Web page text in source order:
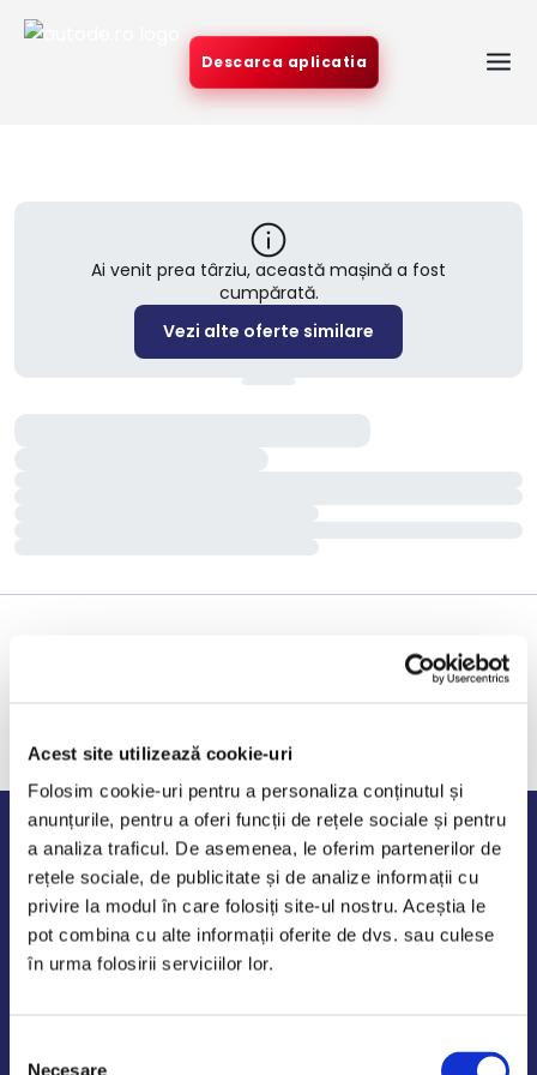
Acest site utilizează cookie-uri
Folosim cookie-uri pentru a personaliza conținutul și
anunțurile, pentru a oferi funcții de rețele sociale și pentru
a analiza traficul. De asemenea, le oferim partenerilor de
rețele sociale, de publicitate și de analize informații cu
privire la modul în care folosiți site-ul nostru. Aceștia le
pot combina cu alte informații oferite de dvs. sau culese
în urma folosirii serviciilor lor.
Necesare
Descarca aplicatia
Ai venit prea târziu, această mașină a fost
cumpărată.
Vezi alte oferte similare
Program de lucru
Luni - Vineri: 09:00-18:00
Sambata - Duminica: 10:00-14:00